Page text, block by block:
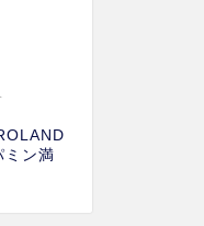
ミン満